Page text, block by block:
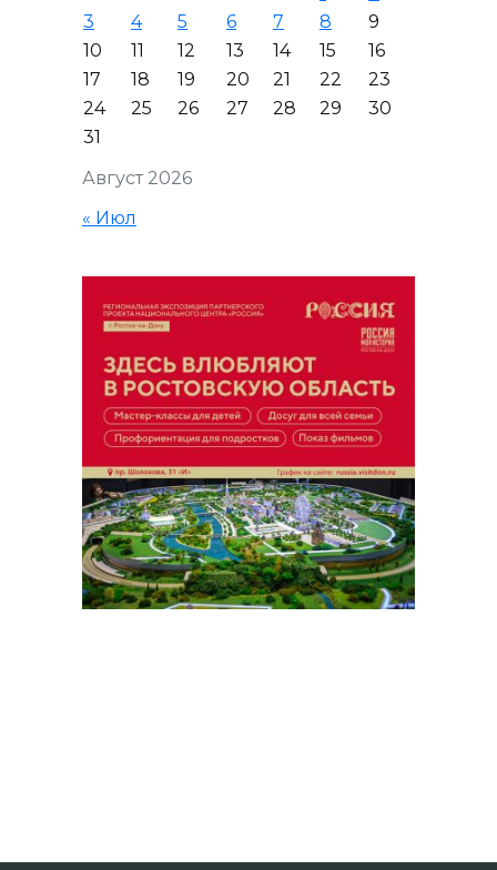
Август 2026
3
4 5 6 7 8
9
10
11 12 13 14 15
16
17
18 19 20 21 22
23
24
25 26 27 28 29
30
31
« Июл